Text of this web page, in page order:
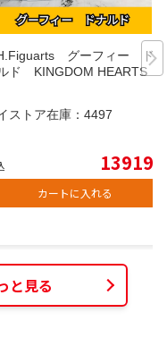
グーフィー ド
ド KINGDOM HEARTS
ストア在庫： 4497
13919
カートに入れる
と見る